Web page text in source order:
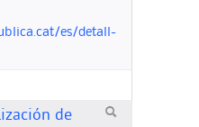
es/detall-
de